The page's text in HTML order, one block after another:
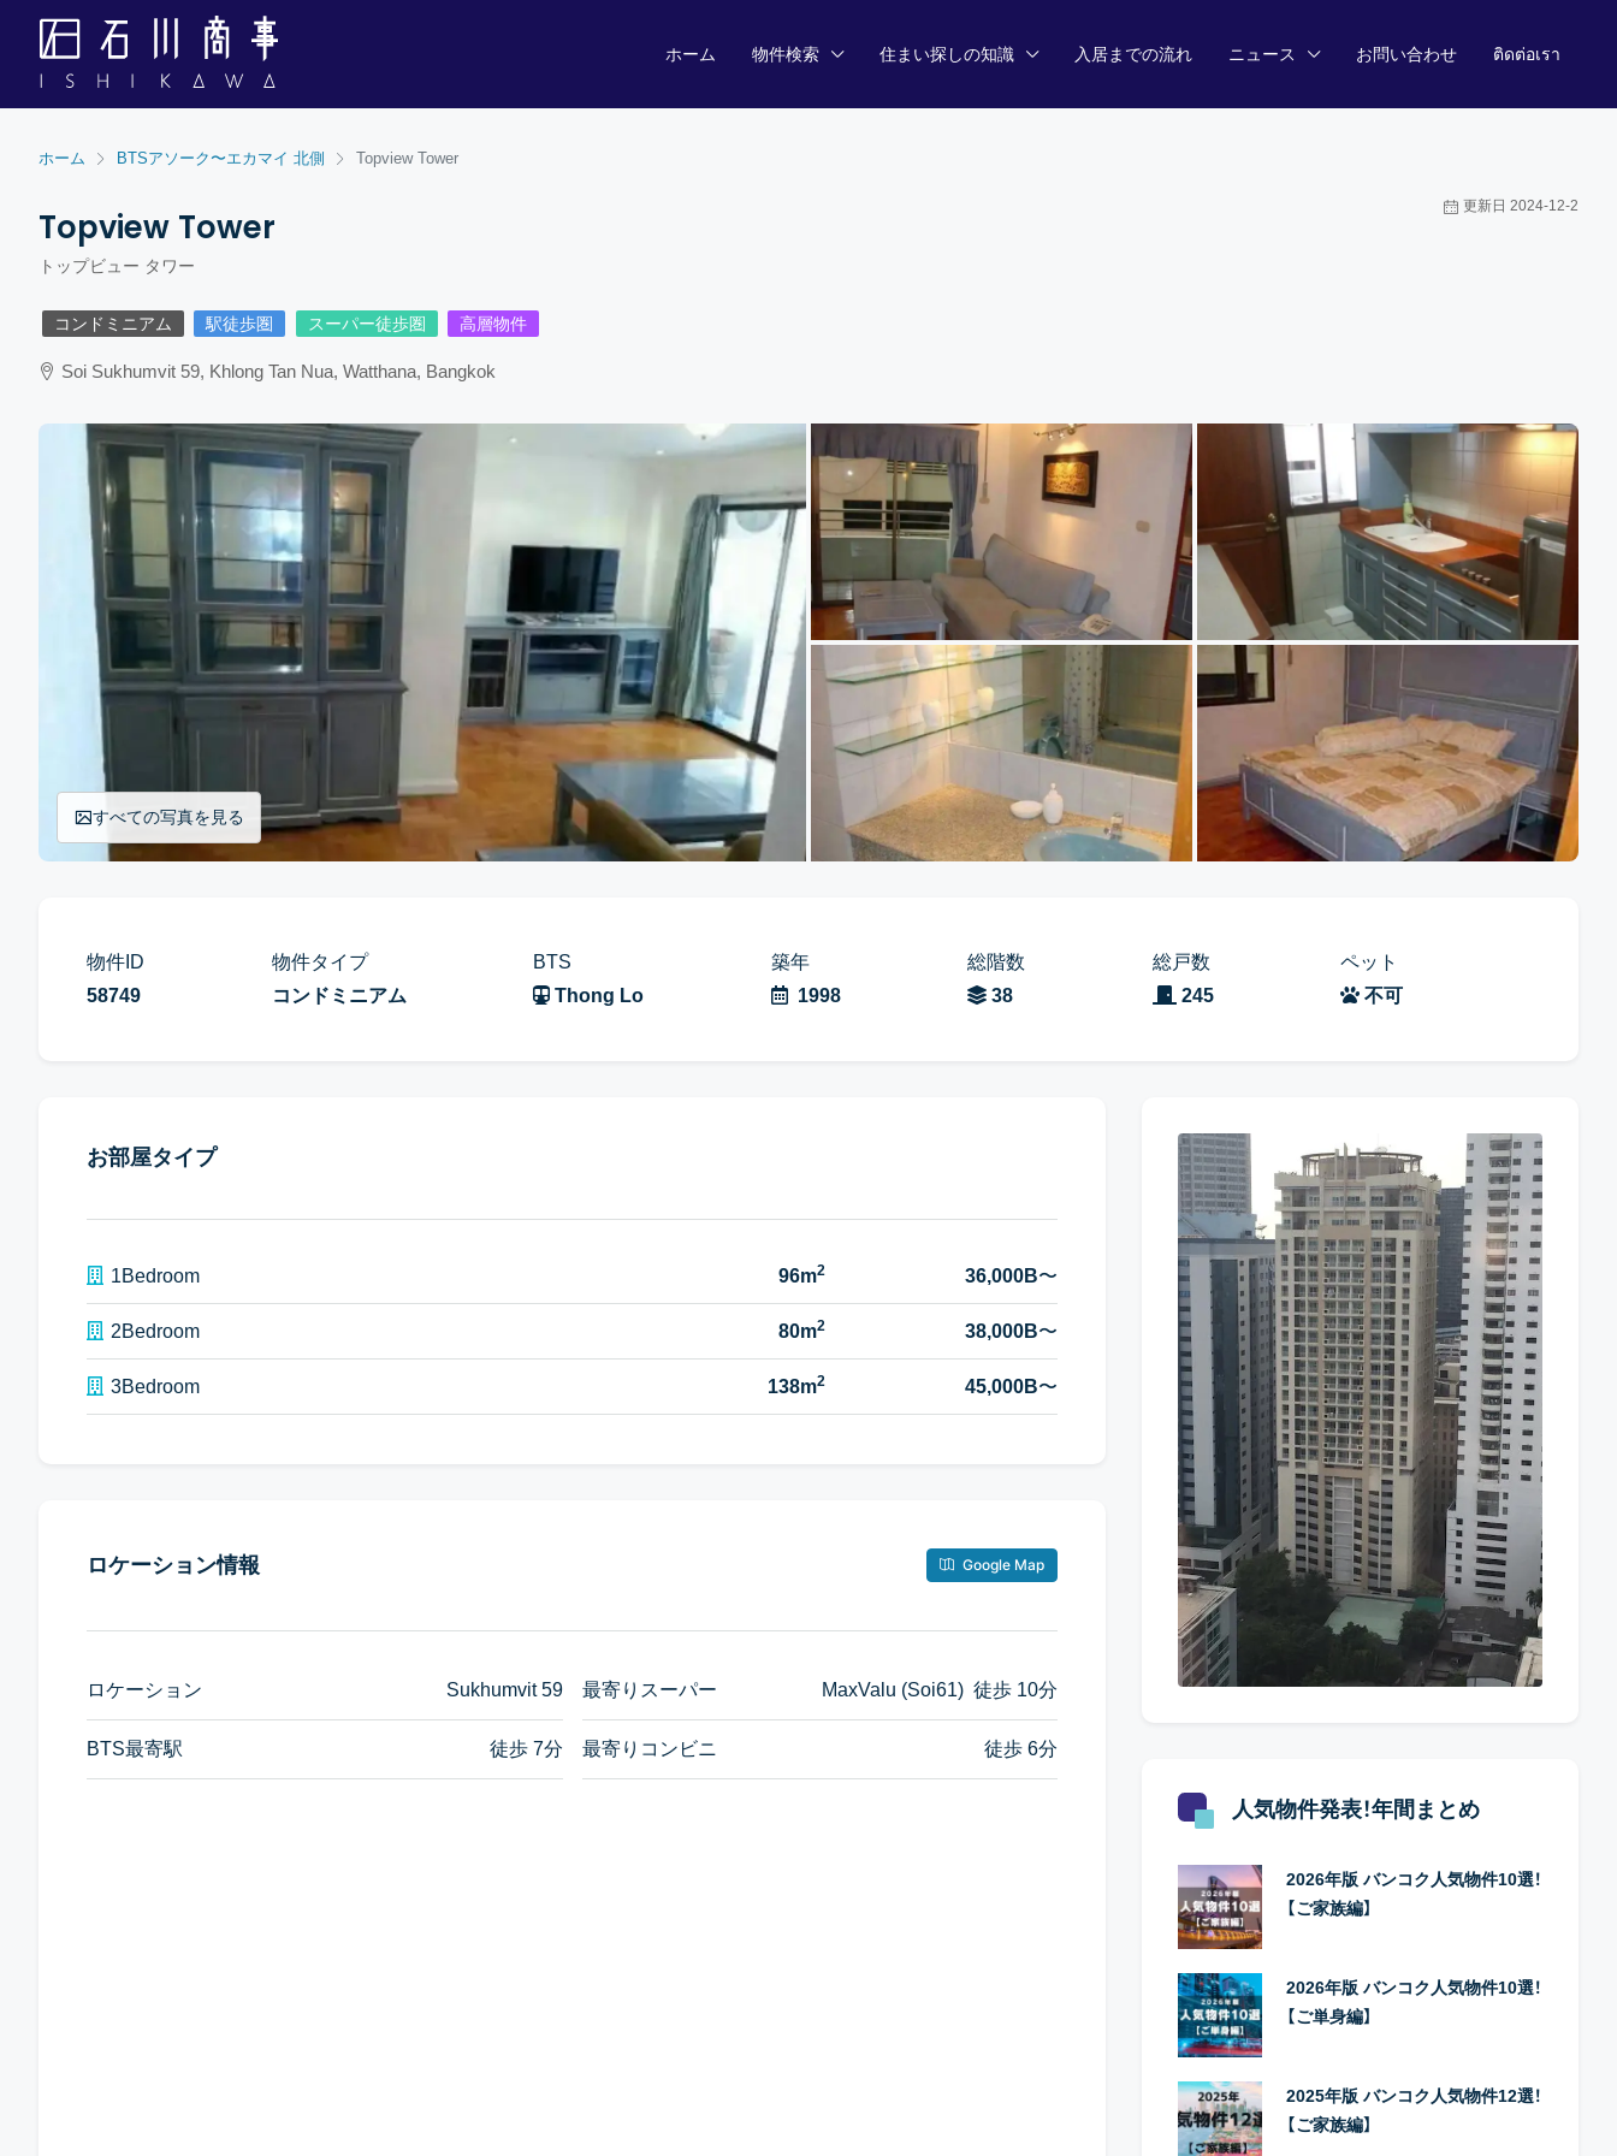
ホーム 物件検索 住まい探しの知識 入居までの流れ ニュース お問い合わせ ติดต่อเรา
ホーム BTSアソーク〜エカマイ 北側 Topview Tower
Topview Tower
トップビュー タワー
更新日 2024-12-2
コンドミニアム 駅徒歩圏 スーパー徒歩圏 高層物件
Soi Sukhumvit 59, Khlong Tan Nua, Watthana, Bangkok
すべての写真を見る
物件ID
58749
物件タイプ
コンドミニアム
BTS
Thong Lo
築年
1998
総階数
38
総戸数
245
ペット
不可
お部屋タイプ
1Bedroom 96m2 36,000B〜
2Bedroom 80m2 38,000B〜
3Bedroom 138m2 45,000B〜
ロケーション情報 Google Map
ロケーション Sukhumvit 59
BTS最寄駅 徒歩 7分
最寄りスーパー MaxValu (Soi61) 徒歩 10分
最寄りコンビニ 徒歩 6分
人気物件発表！年間まとめ
2026年版 バンコク人気物件10選！
【ご家族編】
2026年版 バンコク人気物件10選！
【ご単身編】
2025年版 バンコク人気物件12選！
【ご家族編】